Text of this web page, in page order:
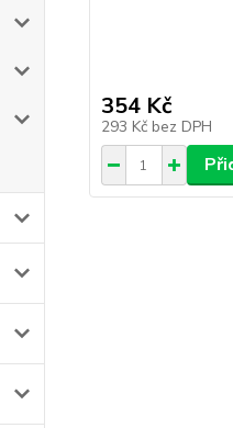
354 Kč
293 Kč bez DPH